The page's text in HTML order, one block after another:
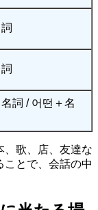
詞 / 어떤＋名
、歌、店、友達な
ことで、会話の中